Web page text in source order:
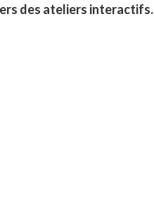
des ateliers interactifs.